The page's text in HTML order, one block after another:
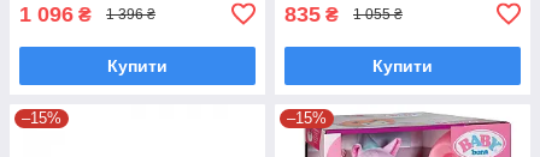
1 096 ₴ 1 396 ₴
Купити
835 ₴ 1 055 ₴
Купити
–15% –15%